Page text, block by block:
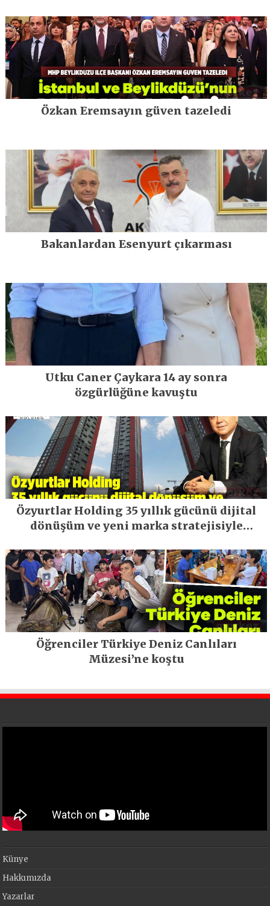
Özkan Eremsayın güven tazeledi
Bakanlardan Esenyurt çıkarması
Utku Caner Çaykara 14 ay sonra
özgürlüğüne kavuştu
Özyurtlar Holding 35 yıllık gücünü dijital
dönüşüm ve yeni marka stratejisiyle
Öğrenciler Türkiye Deniz Canlıları
Müzesi’ne koştu
Künye
Hakkımızda
Yazarlar